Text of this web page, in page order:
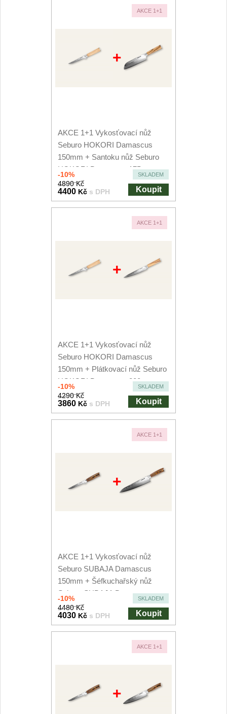
AKCE 1+1
+
AKCE 1+1 Vykosťovací nůž
Seburo HOKORI Damascus
150mm + Santoku nůž Seburo
HOKORI Damascus 175mm
-10% SKLADEM
4890 Kč
4400 Kč s DPH Koupit
AKCE 1+1
+
AKCE 1+1 Vykosťovací nůž
Seburo HOKORI Damascus
150mm + Plátkovací nůž Seburo
HOKORI Damascus 200mm
-10% SKLADEM
4290 Kč
3860 Kč s DPH Koupit
AKCE 1+1
+
AKCE 1+1 Vykosťovací nůž
Seburo SUBAJA Damascus
150mm + Šéfkuchařský nůž
Seburo SUBAJA Damascus...
-10% SKLADEM
4480 Kč
4030 Kč s DPH Koupit
AKCE 1+1
+